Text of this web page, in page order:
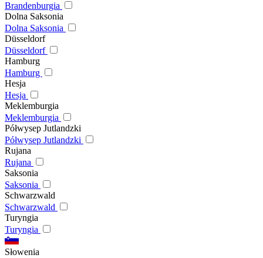
Brandenburgia
Dolna Saksonia
Dolna Saksonia
Düsseldorf
Düsseldorf
Hamburg
Hamburg
Hesja
Hesja
Meklemburgia
Meklemburgia
Półwysep Jutlandzki
Półwysep Jutlandzki
Rujana
Rujana
Saksonia
Saksonia
Schwarzwald
Schwarzwald
Turyngia
Turyngia
Słowenia